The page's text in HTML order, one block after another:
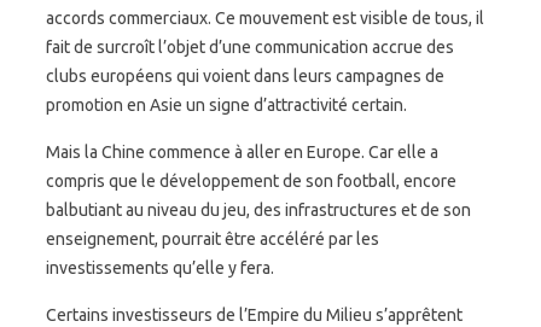
accords commerciaux. Ce mouvement est visible de tous, il
fait de surcroît l’objet d’une communication accrue des
clubs européens qui voient dans leurs campagnes de
promotion en Asie un signe d’attractivité certain.
Mais la Chine commence à aller en Europe. Car elle a
compris que le développement de son football, encore
balbutiant au niveau du jeu, des infrastructures et de son
enseignement, pourrait être accéléré par les
investissements qu’elle y fera.
Certains investisseurs de l’Empire du Milieu s’apprêtent